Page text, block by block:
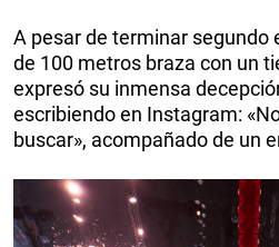
A pesar de terminar segundo
de 100 metros braza con un
expresó su inmensa
escribiendo en Instagram:
buscar», acompañado de un